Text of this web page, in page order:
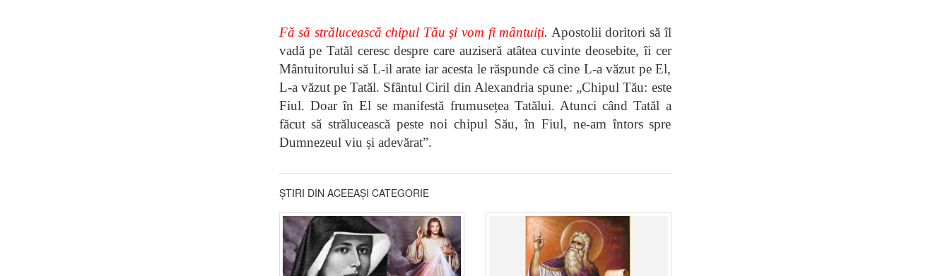
Fă să strălucească chipul Tău și vom fi mântuiți. Apostolii doritori să îl
vadă pe Tatăl ceresc despre care auziseră atâtea cuvinte deosebite, îi cer
Mântuitorului să L-il arate iar acesta le răspunde că cine L-a văzut pe El,
L-a văzut pe Tatăl. Sfântul Ciril din Alexandria spune: „Chipul Tău: este
Fiul. Doar în El se manifestă frumusețea Tatălui. Atunci când Tatăl a
făcut să strălucească peste noi chipul Său, în Fiul, ne-am întors spre
Dumnezeul viu și adevărat”.
ȘTIRI DIN ACEEAȘI CATEGORIE